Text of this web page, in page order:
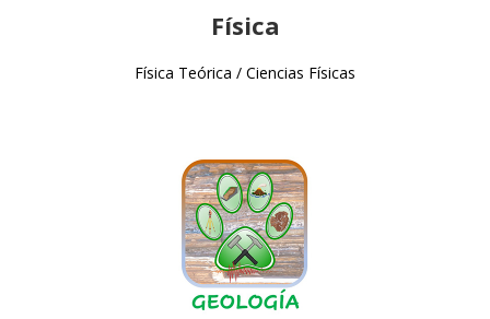
Física
Física Teórica / Ciencias Físicas